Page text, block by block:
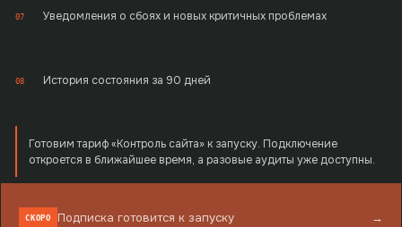
07 Уведомления о сбоях и новых критичных проблемах
08 История состояния за 90 дней
Готовим тариф «Контроль сайта» к запуску. Подключение
откроется в ближайшее время, а разовые аудиты уже доступны.
СКОРО Подписка готовится к запуску →